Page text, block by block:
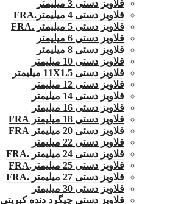
قلاویز دستی 3 میلیمتر
قلاویز دستی 4 میلیمتر.FRA
قلاویز دستی 5 میلیمتر .FRA
قلاویز دستی 6 میلیمتر
قلاویز دستی 8 میلیمتر
قلاویز دستی 10 میلیمتر
قلاویز دستی 11X1.5 میلیمتر
قلاویز دستی 12 میلیمتر
قلاویز دستی 14 میلیمتر
قلاویز دستی 16 میلیمتر
قلاویز دستی 18 میلیمتر FRA
قلاویز دستی 20 میلیمتر FRA
قلاویز دستی 22 میلیمتر
قلاویز دستی 24 میلیمتر .FRA
قلاویز دستی 25 میلیمتر.FRA
قلاویز دستی 27 میلیمتر .FRA
قلاویز دستی 30 میلیمتر
قلاویز دستی چپگرد دنده کبریتی TR 3X12